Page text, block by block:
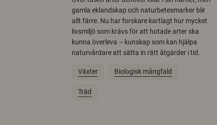
gamla eklandskap och naturbetesmarker blir
allt färre. Nu har forskare kartlagt hur mycket
livsmiljö som krävs för att hotade arter ska
kunna överleva – kunskap som kan hjälpa
naturvårdare att sätta in rätt åtgärder i tid.
Växter Biologisk mångfald
Träd